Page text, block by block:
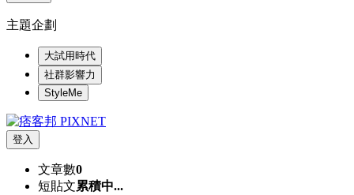
主題企劃
大試用時代
社群影響力
StyleMe
登入
文章數0
短貼文累積中...